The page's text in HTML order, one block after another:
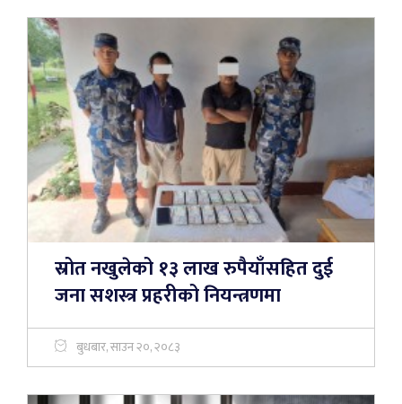
स्रोत नखुलेको १३ लाख रुपैयाँसहित दुई
जना सशस्त्र प्रहरीको नियन्त्रणमा
बुधबार, साउन २०, २०८३